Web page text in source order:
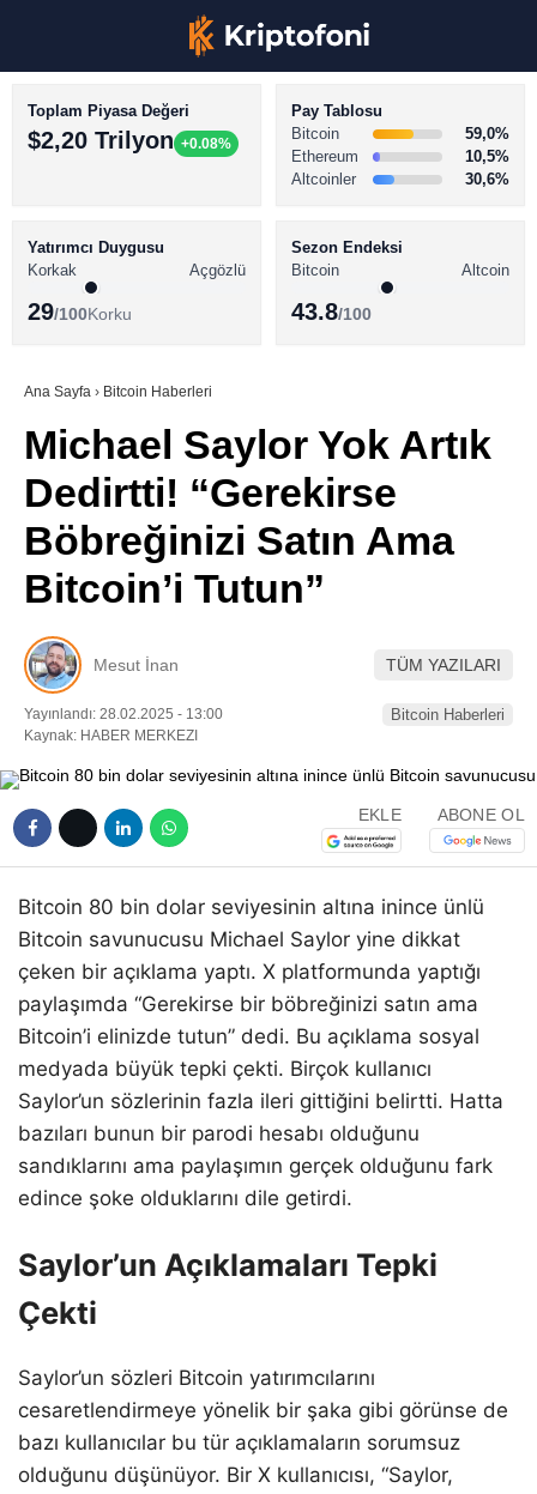
Youtube
TikTok
BİTCOİN HABERLERİ
ALTCOİN HABERLERİ
SÖZLÜK
Toplam Piyasa Değeri
$2,20 Trilyon +0.08%
Pay Tablosu
Bitcoin
59,0%
Ethereum
10,5%
Altcoinler
30,6%
Yatırımcı Duygusu
Korkak
Açgözlü
29/100Korku
Sezon Endeksi
Bitcoin
Altcoin
43.8/100
Ana Sayfa › Bitcoin Haberleri
Michael Saylor Yok Artık
Dedirtti! “Gerekirse
Böbreğinizi Satın Ama
Bitcoin’i Tutun”
Mesut İnan TÜM YAZILARI
Yayınlandı: 28.02.2025 - 13:00
Kaynak: HABER MERKEZI
Bitcoin Haberleri
EKLE ABONE OL
Bitcoin 80 bin dolar seviyesinin altına inince ünlü
Bitcoin savunucusu Michael Saylor yine dikkat
çeken bir açıklama yaptı. X platformunda yaptığı
paylaşımda “Gerekirse bir böbreğinizi satın ama
Bitcoin’i elinizde tutun” dedi. Bu açıklama sosyal
medyada büyük tepki çekti. Birçok kullanıcı
Saylor’un sözlerinin fazla ileri gittiğini belirtti. Hatta
bazıları bunun bir parodi hesabı olduğunu
sandıklarını ama paylaşımın gerçek olduğunu fark
edince şoke olduklarını dile getirdi.
Saylor’un Açıklamaları Tepki
Çekti
Saylor’un sözleri Bitcoin yatırımcılarını
cesaretlendirmeye yönelik bir şaka gibi görünse de
bazı kullanıcılar bu tür açıklamaların sorumsuz
olduğunu düşünüyor. Bir X kullanıcısı, “Saylor,